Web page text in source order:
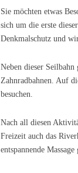
Sie möchten etwas
sich um die erste
Denkmalschutz und
Neben dieser
Zahnradbahnen. Auf
besuchen.
Nach all diesen
Freizeit auch das
entspannende Massage